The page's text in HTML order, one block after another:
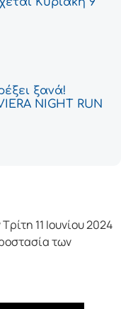
ξανά!
NIGHT RUN
11 Ιουνίου 2024
των